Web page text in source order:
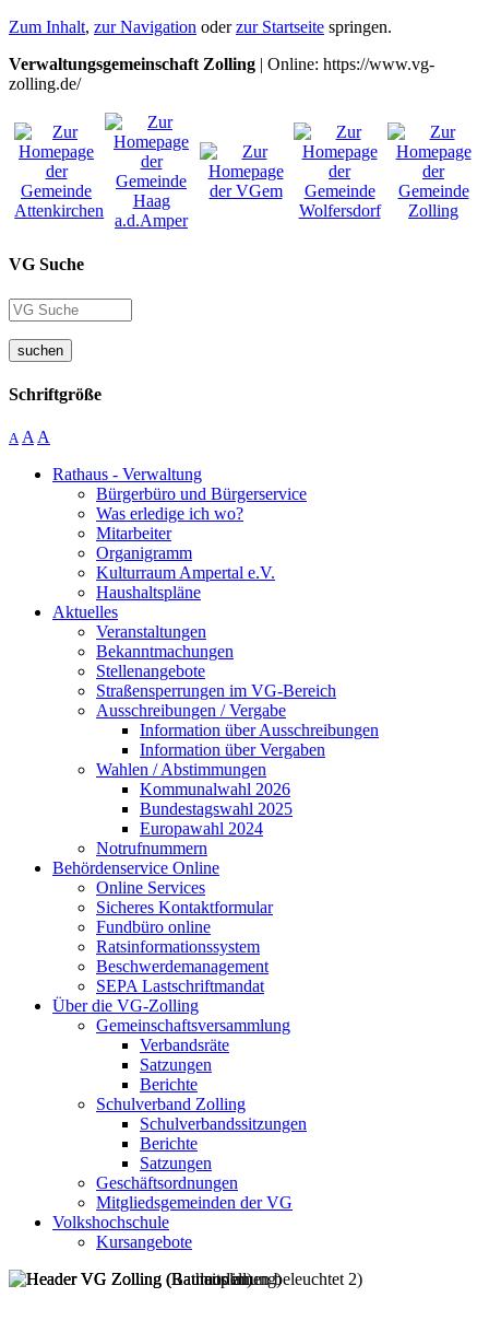
Zum Inhalt, zur Navigation oderzur Startseite springen.
Verwaltungsgemeinschaft Zolling | Online: https://www.vg-
zolling.de/
VG Suche
suchen
Schriftgröße
A A A
Rathaus - Verwaltung
Bürgerbüro und Bürgerservice
Was erledige ich wo?
Mitarbeiter
Organigramm
Kulturraum Ampertal e.V.
Haushaltspläne
Aktuelles
Veranstaltungen
Bekanntmachungen
Stellenangebote
Straßensperrungen im VG-Bereich
Ausschreibungen / Vergabe
Information über Ausschreibungen
Information über Vergaben
Wahlen / Abstimmungen
Kommunalwahl 2026
Bundestagswahl 2025
Europawahl 2024
Notrufnummern
Behördenservice Online
Online Services
Sicheres Kontaktformular
Fundbüro online
Ratsinformationssystem
Beschwerdemanagement
SEPA Lastschriftmandat
Über die VG-Zolling
Gemeinschaftsversammlung
Verbandsräte
Satzungen
Berichte
Schulverband Zolling
Schulverbandssitzungen
Berichte
Satzungen
Geschäftsordnungen
Mitgliedsgemeinden der VG
Volkshochschule
Kursangebote